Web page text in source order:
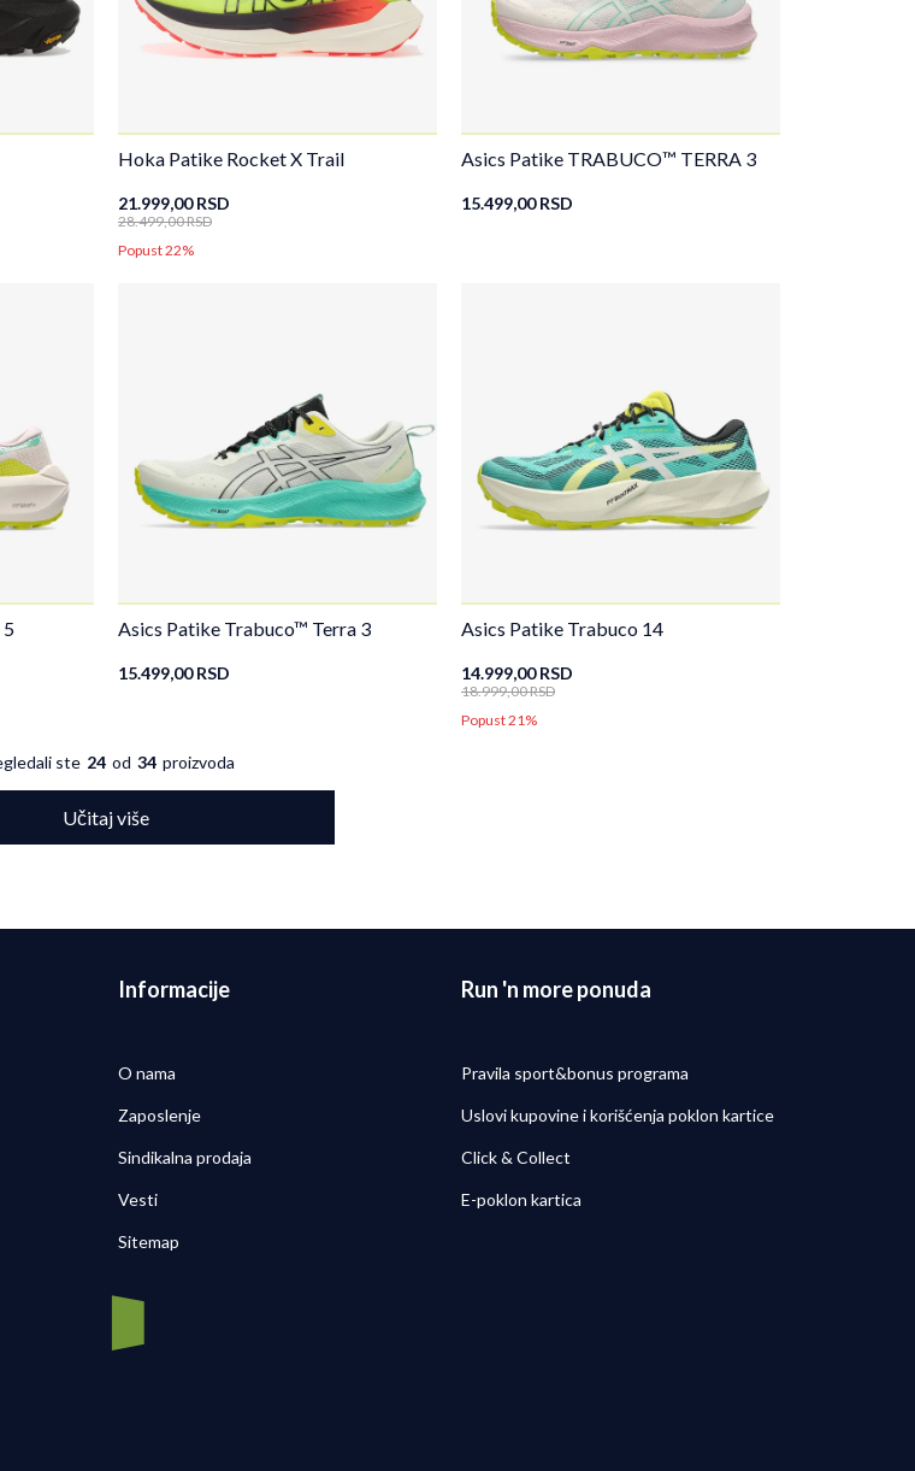
Hoka Patike Rocket X Trail
21.999,00 RSD
28.499,00RSD
Popust 22%
Asics Patike TRABUCO™ TERRA 3
15.499,00 RSD
5 Asics Patike Trabuco™ Terra 3
15.499,00 RSD
Asics Patike Trabuco 14
14.999,00 RSD
18.999,00RSD
Popust 21%
ste 24 od 34 proizvoda
Učitaj više
Informacije
O nama
Zaposlenje
Sindikalna prodaja
Vesti
Sitemap
Run 'n more ponuda
Pravila sport&bonus programa
Uslovi kupovine i korišćenja poklon kartice
Click & Collect
E-poklon kartica